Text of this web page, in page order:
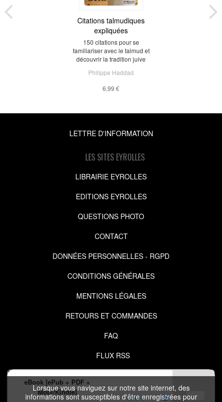
Lorsque vous naviguez sur notre site internet, des
informations sont susceptibles d'être enregistrées pour
eBook [ePub + PDF +
Mobi/Kindle]
6,99 €
Citations talmudiques
expliquées
150 citations pour se
familiariser avec le talmud et
découvrir la tradition juive
Philippe Haddad
6,99 €
LETTRE D'INFORMATION
LES SITES EYROLLES
LIBRAIRIE EYROLLES
EDITIONS EYROLLES
QUESTIONS PHOTO
CONTACT
DONNÉES PERSONNELLES - RGPD
CONDITIONS GÉNÉRALES
MENTIONS LÉGALES
RETOURS ET COMMANDES
FAQ
FLUX RSS